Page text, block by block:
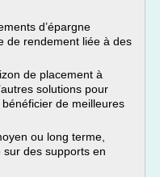
d’épargne
de rendement liée à des
de placement à
solutions pour
de meilleures
ou long terme,
des supports en